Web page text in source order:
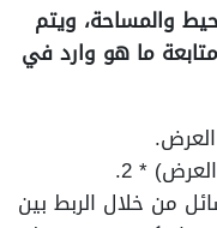
والمساحة، ويتم
ما هو وارد في
* 2.
من خلال الربط بين